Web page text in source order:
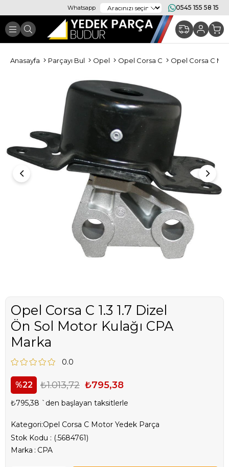
Whatsapp 0545 155 58 15
Anasayfa Parçayı Bul Opel Opel Corsa C Opel Corsa C
Opel Corsa C 1.3 1.7 Dizel
Ön Sol Motor Kulağı CPA
Marka
0.0
22 ₺1.013,72 ₺795,38
₺795,38 `den başlayan taksitlerle
Kategori:Opel Corsa C Motor Yedek Parça
Stok Kodu
(.5684761)
Marka : CPA